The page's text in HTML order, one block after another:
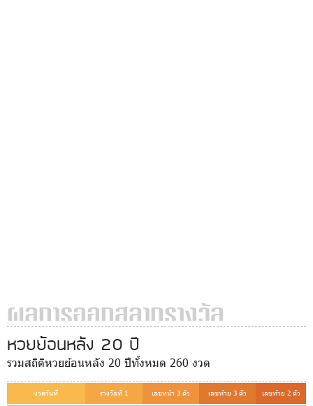
ผลการออกสลากรางวัล
หวยย้อนหลัง 20 ปี
รวมสถิติหวยย้อนหลัง 20 ปีทั้งหมด 260 งวด
งวดวันที่ รางวัลที่ 1 เลขหน้า 3 ตัว เลขท้าย 3 ตัว เลขท้าย 2 ตัว